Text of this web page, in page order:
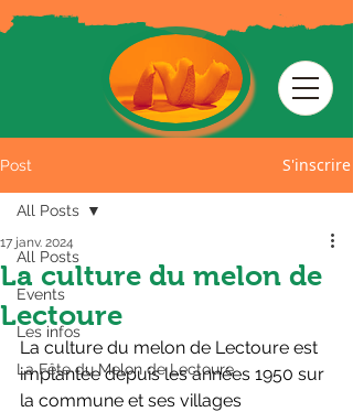
Post S'inscrire
All Posts
Events
Les infos
La Fête du Melon de Lectoure
All Posts
La culture du melon de
Lectoure
17 janv. 2024
La culture du melon de Lectoure est
implantée depuis les années 1950 sur
la commune et ses villages